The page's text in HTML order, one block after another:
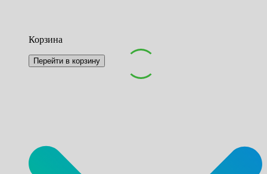
Корзина
Перейти в корзину